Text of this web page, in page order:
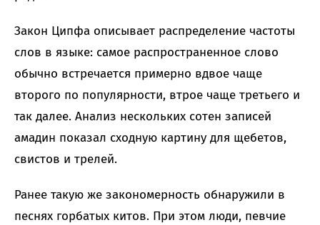
Закон Ципфа описывает распределение частоты
слов в языке: самое распространенное слово
обычно встречается примерно вдвое чаще
второго по популярности, втрое чаще третьего и
так далее. Анализ нескольких сотен записей
амадин показал сходную картину для щебетов,
свистов и трелей.
Ранее такую же закономерность обнаружили в
песнях горбатых китов. При этом люди, певчие